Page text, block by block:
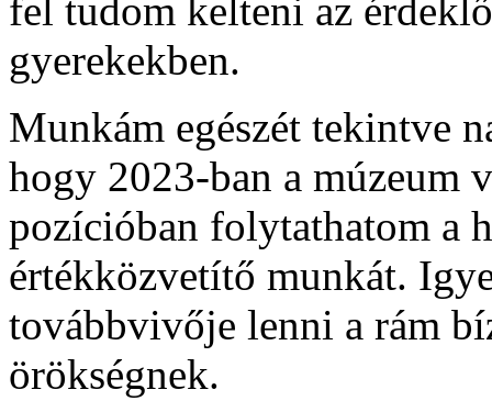
fel tudom kelteni az
gyerekekben.
Munkám egészét tekintve
hogy 2023-ban a múzeum
pozícióban folytathatom a
értékközvetítő munkát.
továbbvivője lenni a rám
örökségnek.